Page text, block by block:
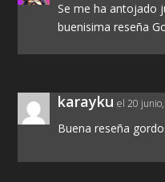
Se me ha antojado
buenisima reseña
karayku el 20
Buena reseña